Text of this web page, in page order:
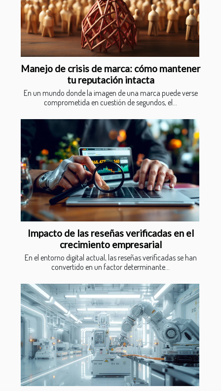
Manejo de crisis de marca: cómo mantener
tu reputación intacta
En un mundo donde la imagen de una marca puede verse
comprometida en cuestión de segundos, el...
Impacto de las reseñas verificadas en el
crecimiento empresarial
En el entorno digital actual, las reseñas verificadas se han
convertido en un factor determinante...